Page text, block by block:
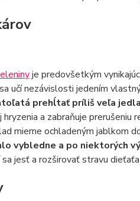
je predovšetkým
učí nezávislosti jedením
prehĺtať príliš veľa
a zabraňuje
mierne ochladeným jablkom
vybledne a po niektorých
jesť a rozširovať stravu